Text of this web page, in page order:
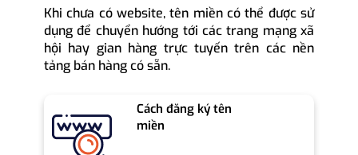
Khi chưa có website, tên miền có thể được sử
dụng để chuyển hướng tới các trang mạng xã
hội hay gian hàng trực tuyến trên các nền
tảng bán hàng có sẵn.
Cách đăng ký tên
miền